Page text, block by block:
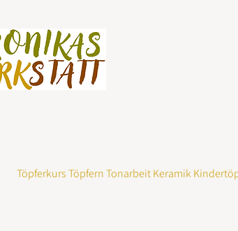
Töpferkurs Töpfern Tonarbeit Keramik